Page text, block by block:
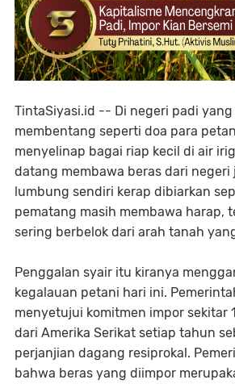
TintaSiyasi.id -- Di negeri padi
membentang seperti doa para
menyelinap bagai riap kecil di air
datang membawa beras dari negeri
lumbung sendiri kerap dibiarkan
pematang masih membawa harap,
sering berbelok dari arah tanah
Penggalan syair itu kiranya
kegalauan petani hari ini.
menyetujui komitmen impor sekitar
dari Amerika Serikat setiap tahun
perjanjian dagang resiprokal.
bahwa beras yang diimpor